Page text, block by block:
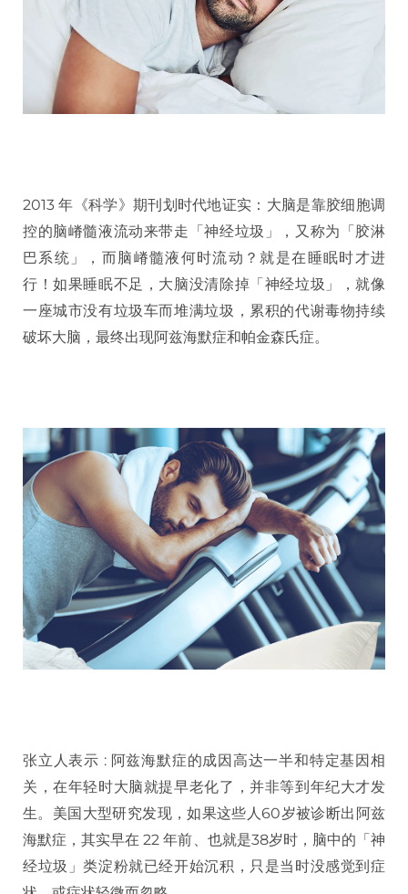
2013 年《科学》期刊划时代地证实：大脑是靠胶细胞调
控的脑嵴髓液流动来带走「神经垃圾」，又称为「胶淋
巴系统」，而脑嵴髓液何时流动？就是在睡眠时才进
行！如果睡眠不足，大脑没清除掉「神经垃圾」，就像
一座城市没有垃圾车而堆满垃圾，累积的代谢毒物持续
破坏大脑，最终出现阿兹海默症和帕金森氏症。
张立人表示 : 阿兹海默症的成因高达一半和特定基因相
关，在年轻时大脑就提早老化了，并非等到年纪大才发
生。美国大型研究发现，如果这些人60岁被诊断出阿兹
海默症，其实早在 22 年前、也就是38岁时，脑中的「神
经垃圾」类淀粉就已经开始沉积，只是当时没感觉到症